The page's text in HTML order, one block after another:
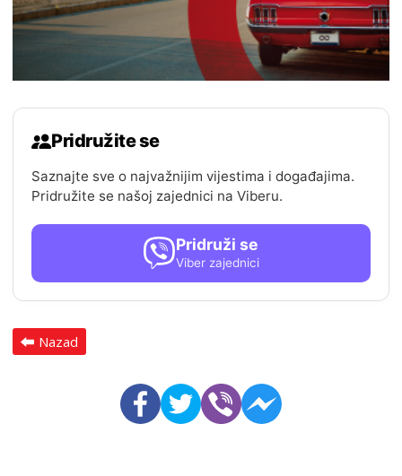
Pridružite se
Saznajte sve o najvažnijim vijestima i događajima.
Pridružite se našoj zajednici na Viberu.
Pridruži se
Viber zajednici
Nazad